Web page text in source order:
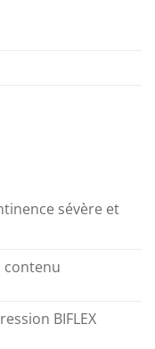
sévère et
contenu
BIFLEX